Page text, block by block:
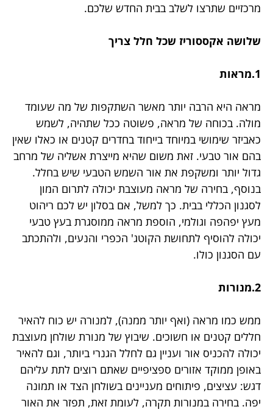
מרכזיים שתרצו לשלב בבית החדש שלכם.
שלושה אקססוריז שכל חלל צריך
1.מראות
מראה היא הרבה יותר מאשר השתקפות של מה שעומד
מולה. בכוחה של מראה, פשוטה ככל שתהיה, לשמש
כאביזר שימושי במיוחד בייחוד בחדרים קטנים או כאלו שאין
בהם אור טבעי. זאת משום שהיא מייצרת אשליה של מרחב
גדול יותר ומשקפת את אור השמש הטבעי שיש בחלל.
בנוסף, בחירה של מראה מעוצבת יכולה לתרום המון
לסגנון הכללי בבית. כך למשל, אם בסלון יש לכם ריהוט
מעץ יפהפה וגולמי, הוספת מראה ממוסגרת בעץ טבעי
יכולה להוסיף לתחושת הקוטג' הכפרי והנעים, ולהתכתב
עם הסגנון כולו.
2.מנורות
ממש כמו מראה (ואף יותר ממנה), למנורה יש כוח להאיר
חללים קטנים או חשוכים. שיבוץ של מנורת שולחן מעוצבת
יכולה להכניס אור ועניין גם לחלל הגנרי ביותר, וגם להאיר
באופן ממוקד אזורים ספציפיים שאתם רוצים לתת עליהם
דגש: עציצים, פיתוחים מעניינים בשולחן הצד או תמונה
יפה. בחירה במנורות תקרה, לעומת זאת, תפזר את האור